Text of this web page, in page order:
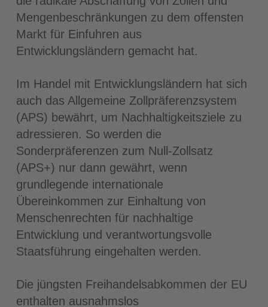
Mengenbeschränkungen zu dem offensten
Markt für Einfuhren aus
Entwicklungsländern gemacht hat.
Im Handel mit Entwicklungsländern hat sich
auch das Allgemeine Zollpräferenzsystem
(APS) bewährt, um Nachhaltigkeitsziele zu
adressieren. So werden die
Sonderpräferenzen zum Null-Zollsatz
(APS+) nur dann gewährt, wenn
grundlegende internationale
Übereinkommen zur Einhaltung von
Menschenrechten für nachhaltige
Entwicklung und verantwortungsvolle
Staatsführung eingehalten werden.
Die jüngsten Freihandelsabkommen der EU
enthalten ausnahmslos